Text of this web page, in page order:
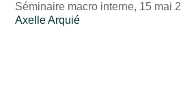
Séminaire macro interne, 15 mai
Axelle Arquié